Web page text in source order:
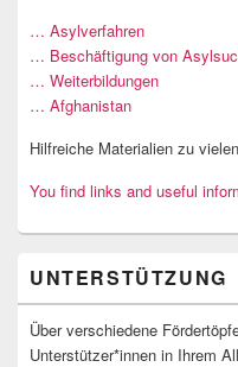
… Asylverfahren
… Beschäftigung von
… Weiterbildungen
… Afghanistan
Hilfreiche Materialien zu
You find links and useful
UNTERSTÜTZUNG
Über verschiedene
Unterstützer*innen in Ihrem